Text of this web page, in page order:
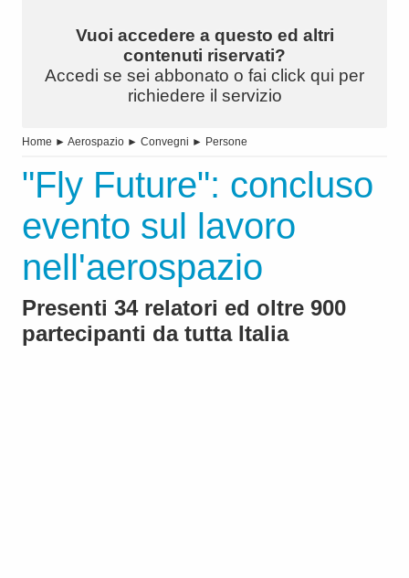
Vuoi accedere a questo ed altri
contenuti riservati?
Accedi se sei abbonato o fai click qui per
richiedere il servizio
Home ► Aerospazio ► Convegni ► Persone
"Fly Future": concluso
evento sul lavoro
nell'aerospazio
Presenti 34 relatori ed oltre 900
partecipanti da tutta Italia